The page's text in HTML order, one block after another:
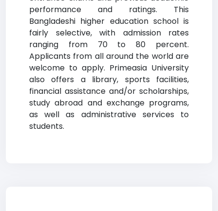
performance and ratings. This
Bangladeshi higher education school is
fairly selective, with admission rates
ranging from 70 to 80 percent.
Applicants from all around the world are
welcome to apply. Primeasia University
also offers a library, sports facilities,
financial assistance and/or scholarships,
study abroad and exchange programs,
as well as administrative services to
students.